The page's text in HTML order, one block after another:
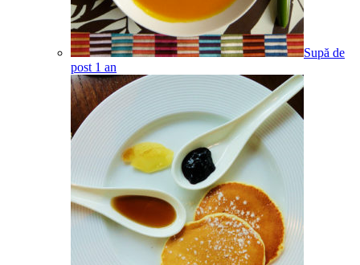
Supă de
post 1 an